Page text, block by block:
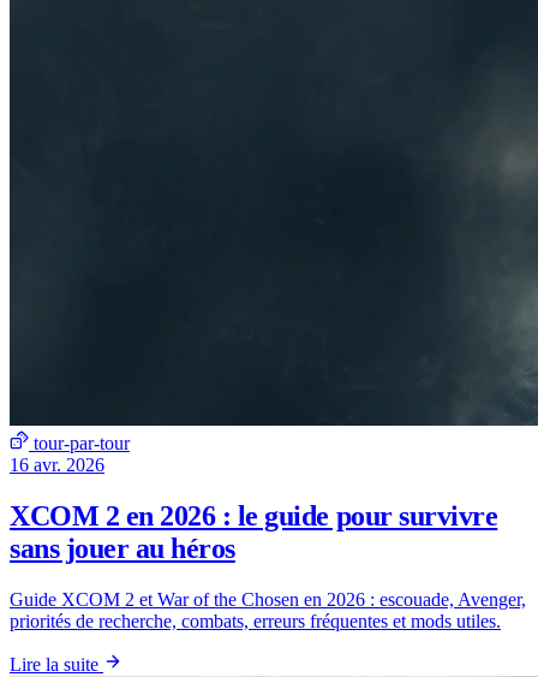
tour-par-tour
16 avr. 2026
XCOM 2 en 2026 : le guide pour survivre
sans jouer au héros
Guide XCOM 2 et War of the Chosen en 2026 : escouade, Avenger,
priorités de recherche, combats, erreurs fréquentes et mods utiles.
Lire la suite